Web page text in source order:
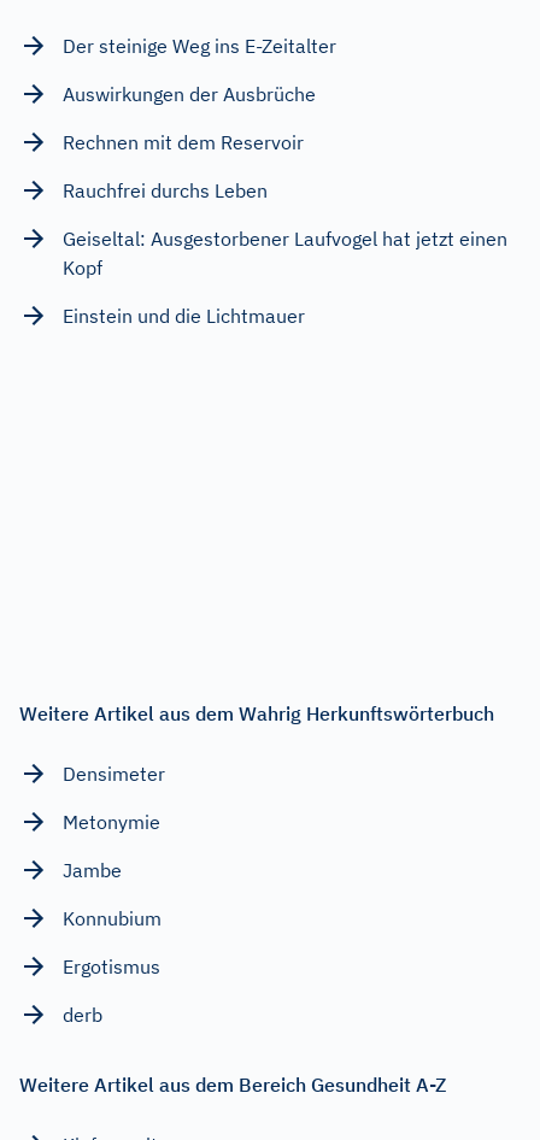
Der steinige Weg ins E-Zeitalter
Auswirkungen der Ausbrüche
Rechnen mit dem Reservoir
Rauchfrei durchs Leben
Geiseltal: Ausgestorbener Laufvogel hat jetzt einen
Kopf
Einstein und die Lichtmauer
Weitere Artikel aus dem Wahrig Herkunftswörterbuch
Densimeter
Metonymie
Jambe
Konnubium
Ergotismus
derb
Weitere Artikel aus dem Bereich Gesundheit A-Z